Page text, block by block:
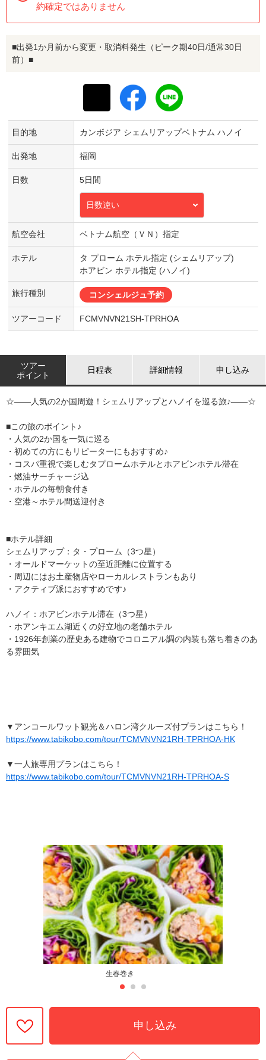
約確定ではありません
■出発1か月前から変更・取消料発生（ピーク期40日/通常30日
前）■
目的地 カンボジア シェムリアップベトナム ハノイ
出発地 福岡
日数 5日間
日数違い
航空会社 ベトナム航空（ＶＮ）指定
ホテル
タ プローム ホテル指定 (シェムリアップ)
ホアビン ホテル指定 (ハノイ)
旅行種別 コンシェルジュ予約
ツアーコード FCMVNVN21SH-TPRHOA
ツアー
ポイント
日程表 詳細情報 申し込み
☆――人気の2か国周遊！シェムリアップとハノイを巡る旅♪――☆
■この旅のポイント♪
・人気の2か国を一気に巡る
・初めての方にもリピーターにもおすすめ♪
・コスパ重視で楽しむタプロームホテルとホアビンホテル滞在
・燃油サーチャージ込
・ホテルの毎朝食付き
・空港～ホテル間送迎付き
■ホテル詳細
シェムリアップ：タ・プローム（3つ星）
・オールドマーケットの至近距離に位置する
・周辺にはお土産物店やローカルレストランもあり
・アクティブ派におすすめです♪
ハノイ：ホアビンホテル滞在（3つ星）
・ホアンキエム湖近くの好立地の老舗ホテル
・1926年創業の歴史ある建物でコロニアル調の内装も落ち着きのあ
る雰囲気
▼アンコールワット観光＆ハロン湾クルーズ付プランはこちら！
https://www.tabikobo.com/tour/TCMVNVN21RH-TPRHOA-HK
▼一人旅専用プランはこちら！
https://www.tabikobo.com/tour/TCMVNVN21RH-TPRHOA-S
生春巻き
申し込み